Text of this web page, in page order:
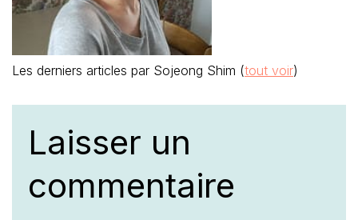
Les derniers articles par Sojeong Shim (tout voir)
Laisser un
commentaire